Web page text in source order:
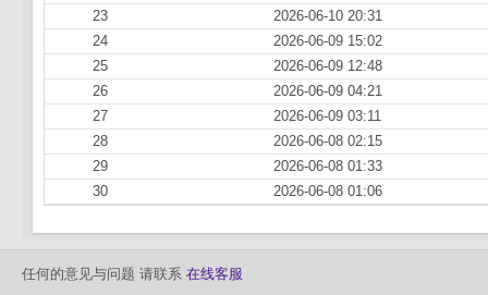
23
2026-06-10 20:31
24
2026-06-09 15:02
25
2026-06-09 12:48
26
2026-06-09 04:21
27
2026-06-09 03:11
28
2026-06-08 02:15
29
2026-06-08 01:33
30
2026-06-08 01:06
任何的意见与问题 请联系 在线客服